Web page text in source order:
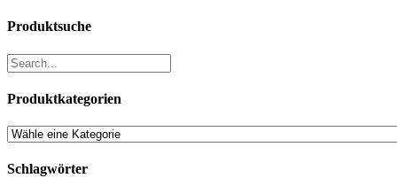
Produktsuche
Produktkategorien
Schlagwörter